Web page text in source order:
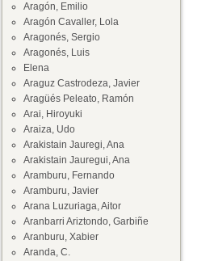
Aragón, Emilio
Aragón Cavaller, Lola
Aragonés, Sergio
Aragonés, Luis
Elena
Araguz Castrodeza, Javier
Aragüés Peleato, Ramón
Arai, Hiroyuki
Araiza, Udo
Arakistain Jauregi, Ana
Arakistain Jauregui, Ana
Aramburu, Fernando
Aramburu, Javier
Arana Luzuriaga, Aitor
Aranbarri Ariztondo, Garbiñe
Aranburu, Xabier
Aranda, C.